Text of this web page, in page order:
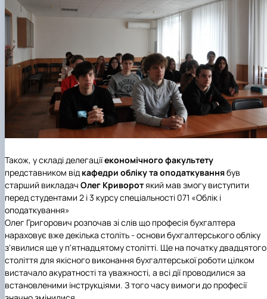
Також, у складі делегаціїекономічного факультету
представником від кафедри обліку та оподаткуваннябув
старший викладач Олег Криворотякий мав змогу виступити
перед студентами 2 і 3 курсу спеціальності 071 «Облік і
оподаткування»
Олег Григорович розпочав зі слів що професія бухгалтера
нараховує вже декілька століть - основи бухгалтерського обліку
з'явилися ще у п'ятнадцятому столітті. Ще на початку двадцятого
століття для якісного виконання бухгалтерської роботи цілком
вистачало акуратності та уважності, а всі дії проводилися за
встановленими інструкціями. З того часу вимоги до професії